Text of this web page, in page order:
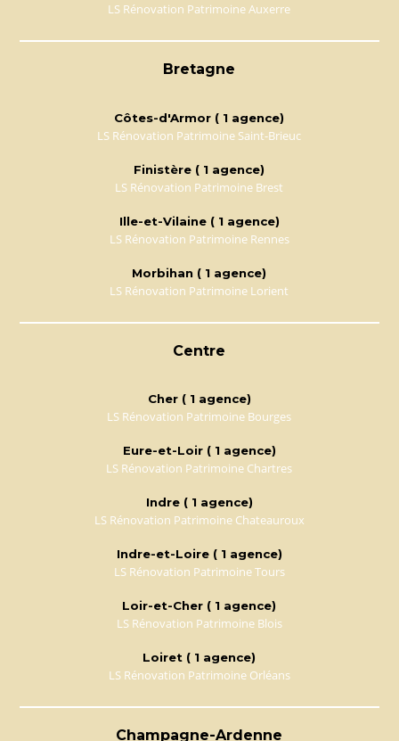
LS Rénovation Patrimoine Auxerre
Bretagne
Côtes-d'Armor ( 1 agence)
LS Rénovation Patrimoine Saint-Brieuc
Finistère ( 1 agence)
LS Rénovation Patrimoine Brest
Ille-et-Vilaine ( 1 agence)
LS Rénovation Patrimoine Rennes
Morbihan ( 1 agence)
LS Rénovation Patrimoine Lorient
Centre
Cher ( 1 agence)
LS Rénovation Patrimoine Bourges
Eure-et-Loir ( 1 agence)
LS Rénovation Patrimoine Chartres
Indre ( 1 agence)
LS Rénovation Patrimoine Chateauroux
Indre-et-Loire ( 1 agence)
LS Rénovation Patrimoine Tours
Loir-et-Cher ( 1 agence)
LS Rénovation Patrimoine Blois
Loiret ( 1 agence)
LS Rénovation Patrimoine Orléans
Champagne-Ardenne